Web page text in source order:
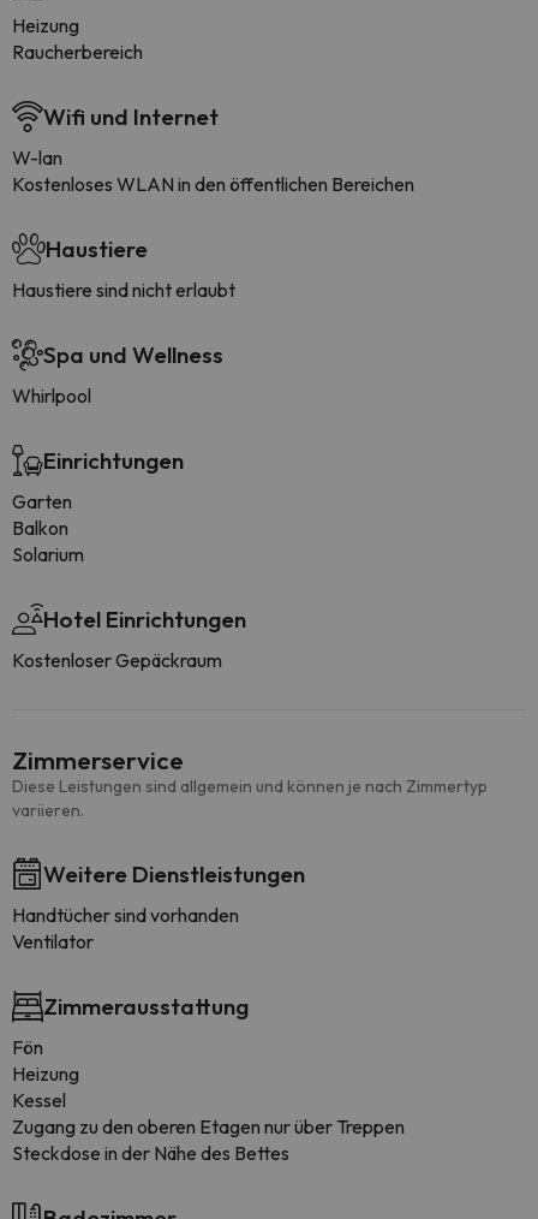
Heizung
Raucherbereich
Wifi und Internet
W-lan
Kostenloses WLAN in den öffentlichen Bereichen
Haustiere
Haustiere sind nicht erlaubt
Spa und Wellness
Whirlpool
Einrichtungen
Garten
Balkon
Solarium
Hotel Einrichtungen
Kostenloser Gepäckraum
Zimmerservice
Diese Leistungen sind allgemein und können je nach Zimmertyp
variieren.
Weitere Dienstleistungen
Handtücher sind vorhanden
Ventilator
Zimmerausstattung
Fön
Heizung
Kessel
Zugang zu den oberen Etagen nur über Treppen
Steckdose in der Nähe des Bettes